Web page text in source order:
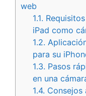
web
1.1.
iPad como
1.2.
para su
1.3. Pasos
en una
1.4.